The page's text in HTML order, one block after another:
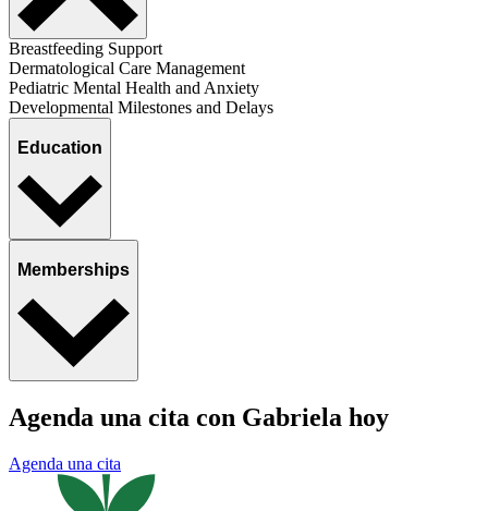
Breastfeeding Support
Dermatological Care Management
Pediatric Mental Health and Anxiety
Developmental Milestones and Delays
Education
Memberships
Agenda una cita con Gabriela hoy
Agenda una cita